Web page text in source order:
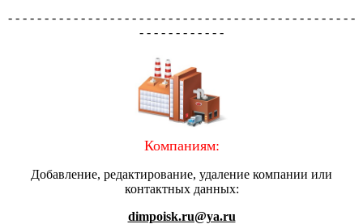
- - - - - - - - - - - - - - - - - - - - - - - - - - - - - - - - - - - - - - - - - - - - - - - -
- - - - - - - - - - - -
Компаниям:
Добавление, редактирование, удаление компании или
контактных данных:
dimpoisk.ru@ya.ru